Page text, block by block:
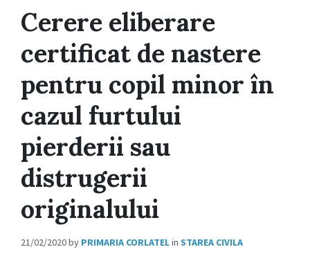
Cerere eliberare
certificat de nastere
pentru copil minor în
cazul furtului
pierderii sau
distrugerii
originalului
21/02/2020by PRIMARIA CORLATELin STAREA CIVILA